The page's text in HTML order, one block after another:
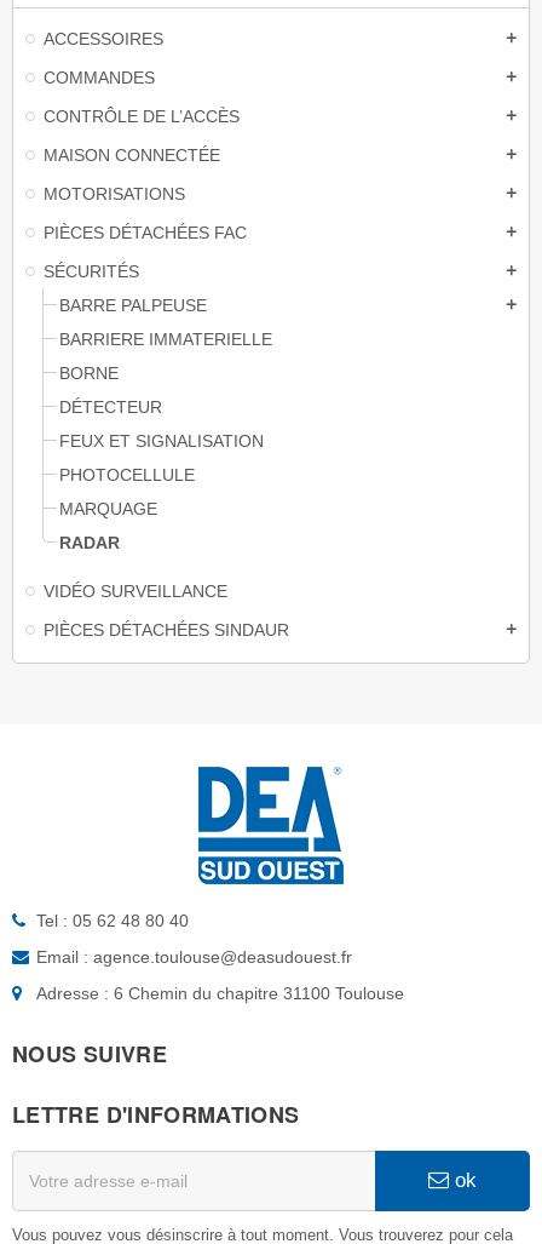
ACCESSOIRES add
COMMANDES add
CONTRÔLE DE L’ACCÈS add
MAISON CONNECTÉE add
MOTORISATIONS add
PIÈCES DÉTACHÉES FAC add
SÉCURITÉS add
BARRE PALPEUSE add
BARRIERE IMMATERIELLE
BORNE
DÉTECTEUR
FEUX ET SIGNALISATION
PHOTOCELLULE
MARQUAGE
RADAR
VIDÉO SURVEILLANCE
PIÈCES DÉTACHÉES SINDAUR
add
Tel : 05 62 48 80 40
Email : agence.toulouse@deasudouest.fr
Adresse : 6 Chemin du chapitre 31100 Toulouse
NOUS SUIVRE
LETTRE D'INFORMATIONS
ok
Vous pouvez vous désinscrire à tout moment. Vous trouverez pour cela